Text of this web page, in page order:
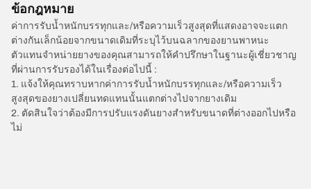
ข้อกฎหมาย
ค่าการรับน้ำหนักบรรทุกและ/หรือความเร็วสูงสุดที่แสดงอาจจะแตก
ต่างกันเล็กน้อยจากขนาดเดิมที่ระบุไว้บนฉลากของยานพาหนะ
ตัวแทนจำหน่ายยางของคุณสามารถให้คำปรึกษาในฐานะผู้เชี่ยวชาญ
ที่ผ่านการรับรองได้ในเรื่องต่อไปนี้ :
1. แจ้งให้คุณทราบหากค่าการรับน้ำหนักบรรทุกและ/หรือความเร็ว
สูงสุดของยางเปลี่ยนทดแทนนั้นแตกต่างไปจากยางเดิม
2. ตัดสินใจว่าต้องมีการปรับแรงดันยางสำหรับขนาดที่ต่างออกไปหรือ
ไม่